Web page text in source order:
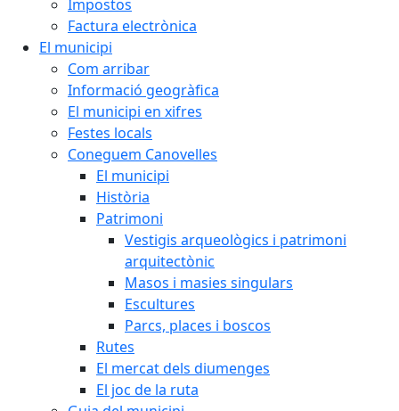
Impostos
Factura electrònica
El municipi
Com arribar
Informació geogràfica
El municipi en xifres
Festes locals
Coneguem Canovelles
El municipi
Història
Patrimoni
Vestigis arqueològics i patrimoni
arquitectònic
Masos i masies singulars
Escultures
Parcs, places i boscos
Rutes
El mercat dels diumenges
El joc de la ruta